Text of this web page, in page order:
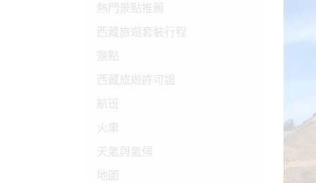
熱門景點推薦
西藏旅遊套裝行程
景點
西藏旅遊許可證
航班
火車
天氣與氣候
地圖